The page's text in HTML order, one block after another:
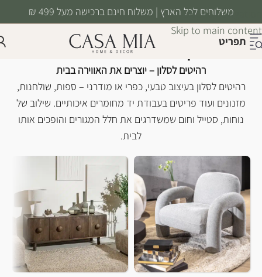
Skip to navigation
Skip to main content
משלוחים לכל הארץ | משלוח חינם ברכישה מעל 499 ₪
תפריט
רהיטים לסלון עמוד הבית/רהיטים/רהיטים לסלון
רהיטים לסלון – יוצרים את האווירה בבית
רהיטים לסלון בעיצוב טבעי, כפרי או מודרני – ספות, שולחנות,
מזנונים ועוד פריטים בעבודת יד מחומרים איכותיים. שילוב של
נוחות, סטייל וחום שמשדרגים את חלל המגורים והופכים אותו
לבית.